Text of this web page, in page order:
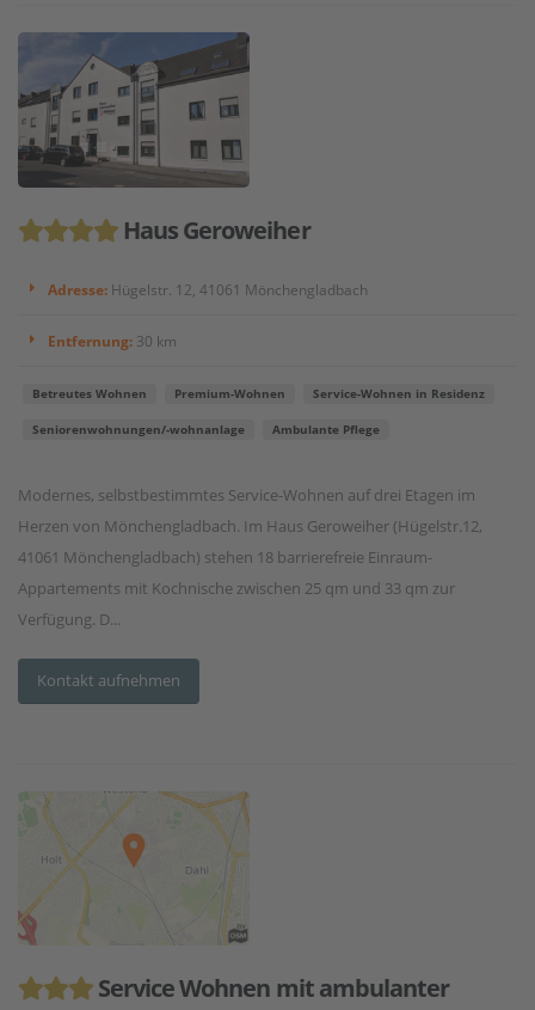
Haus Geroweiher
Adresse: Hügelstr. 12, 41061 Mönchengladbach
Entfernung: 30 km
Betreutes Wohnen Premium-Wohnen Service-Wohnen in Residenz
Seniorenwohnungen/-wohnanlage Ambulante Pflege
Modernes, selbstbestimmtes Service-Wohnen auf drei Etagen im
Herzen von Mönchengladbach. Im Haus Geroweiher (Hügelstr.12,
41061 Mönchengladbach) stehen 18 barrierefreie Einraum-
Appartements mit Kochnische zwischen 25 qm und 33 qm zur
Verfügung. D...
Kontakt aufnehmen
Service Wohnen mit ambulanter